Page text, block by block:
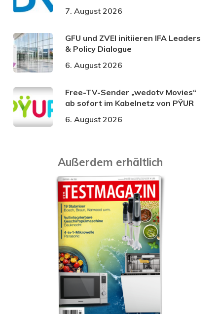
7. August 2026
GFU und ZVEI initiieren IFA Leaders
& Policy Dialogue
6. August 2026
Free-TV-Sender „wedotv Movies“
ab sofort im Kabelnetz von PŸUR
6. August 2026
Außerdem erhältlich